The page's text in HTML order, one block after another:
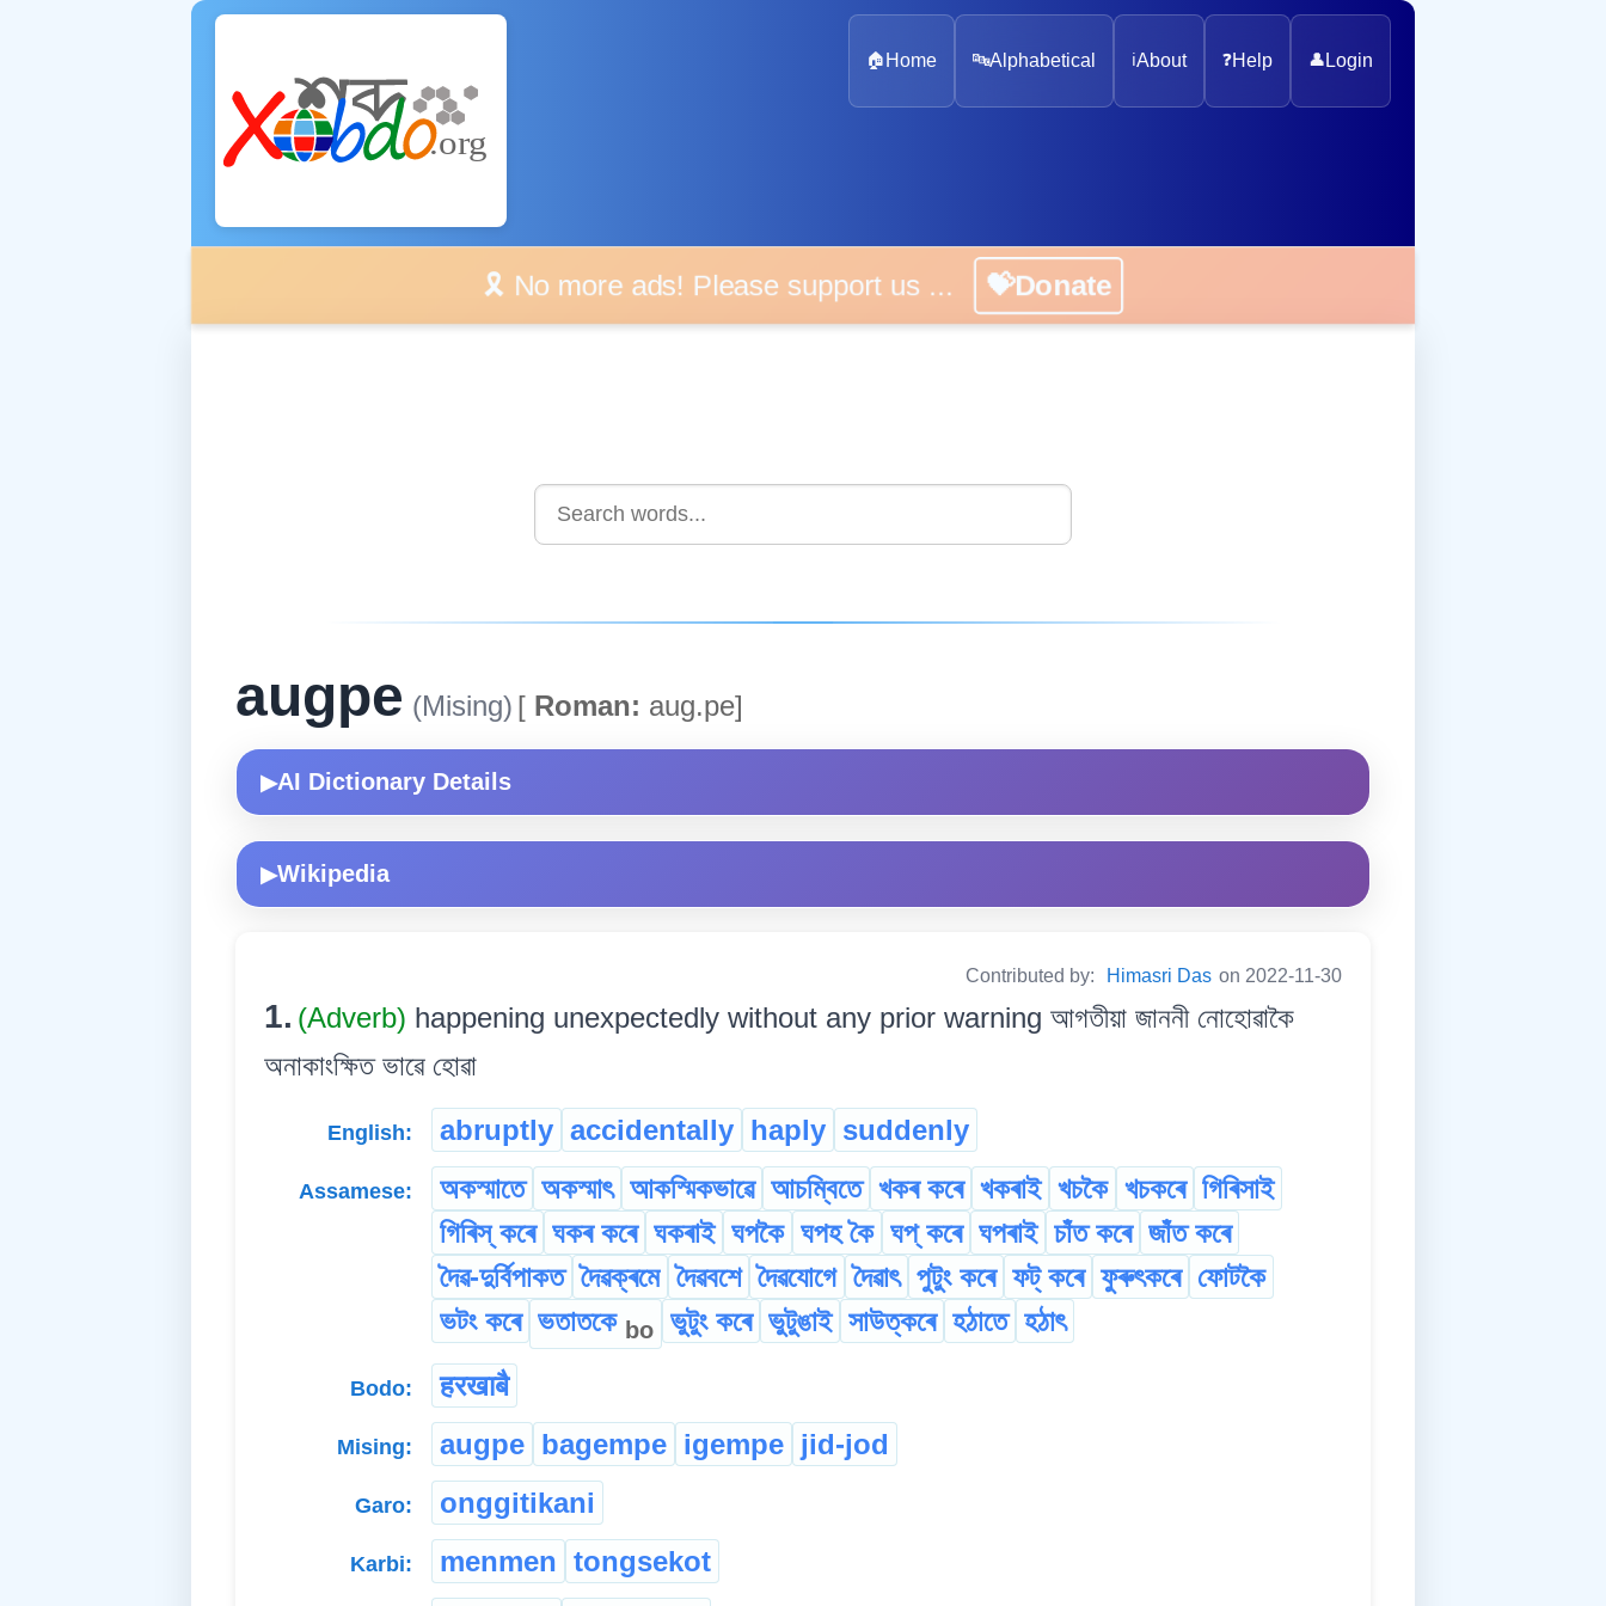
🏠 Home 🔤Alphabetical ℹ️About ❓Help 👤 Login
🎗️ No more ads! Please support us ... 💝Donate
augpe (Mising) [ Roman: aug.pe]
▶AI Dictionary Details
▶Wikipedia
Contributed by: Himasri Das on 2022-11-30
1. (Adverb) happening unexpectedly without any prior warning আগতীয়া জাননী নোহোৱাকৈ
অনাকাংক্ষিত ভাৱে হোৱা
English: abruptly accidentally haply suddenly
Assamese: অকস্মাতে অকস্মাৎ আকস্মিকভাৱে আচম্বিতে খকৰ কৰে খকৰাই খচকৈ খচকৰে গিৰিসাই
গিৰিস্ কৰে ঘকৰ কৰে ঘকৰাই ঘপকৈ ঘপহ কৈ ঘপ্ কৰে ঘপৰাই চাঁত কৰে জাঁত কৰে
দৈৱ-দুৰ্বিপাকত দৈৱক্ৰমে দৈৱবশে দৈৱযোগে দৈৱাৎ পুটুং কৰে ফট্ কৰে ফুৰুৎকৰে ফোটকৈ
ভটং কৰে ভতাতকে bo ভুটুং কৰে ভুটুঙাই সাউত্কৰে হঠাতে হঠাৎ
Bodo: हरखाबै
Mising: augpe bagempe igempe jid-jod
Garo: onggitikani
Karbi: menmen tongsekot